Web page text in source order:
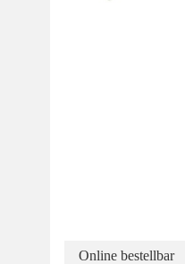
Online bestellbar